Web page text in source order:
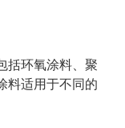
括环氧涂料、聚
料适用于不同的